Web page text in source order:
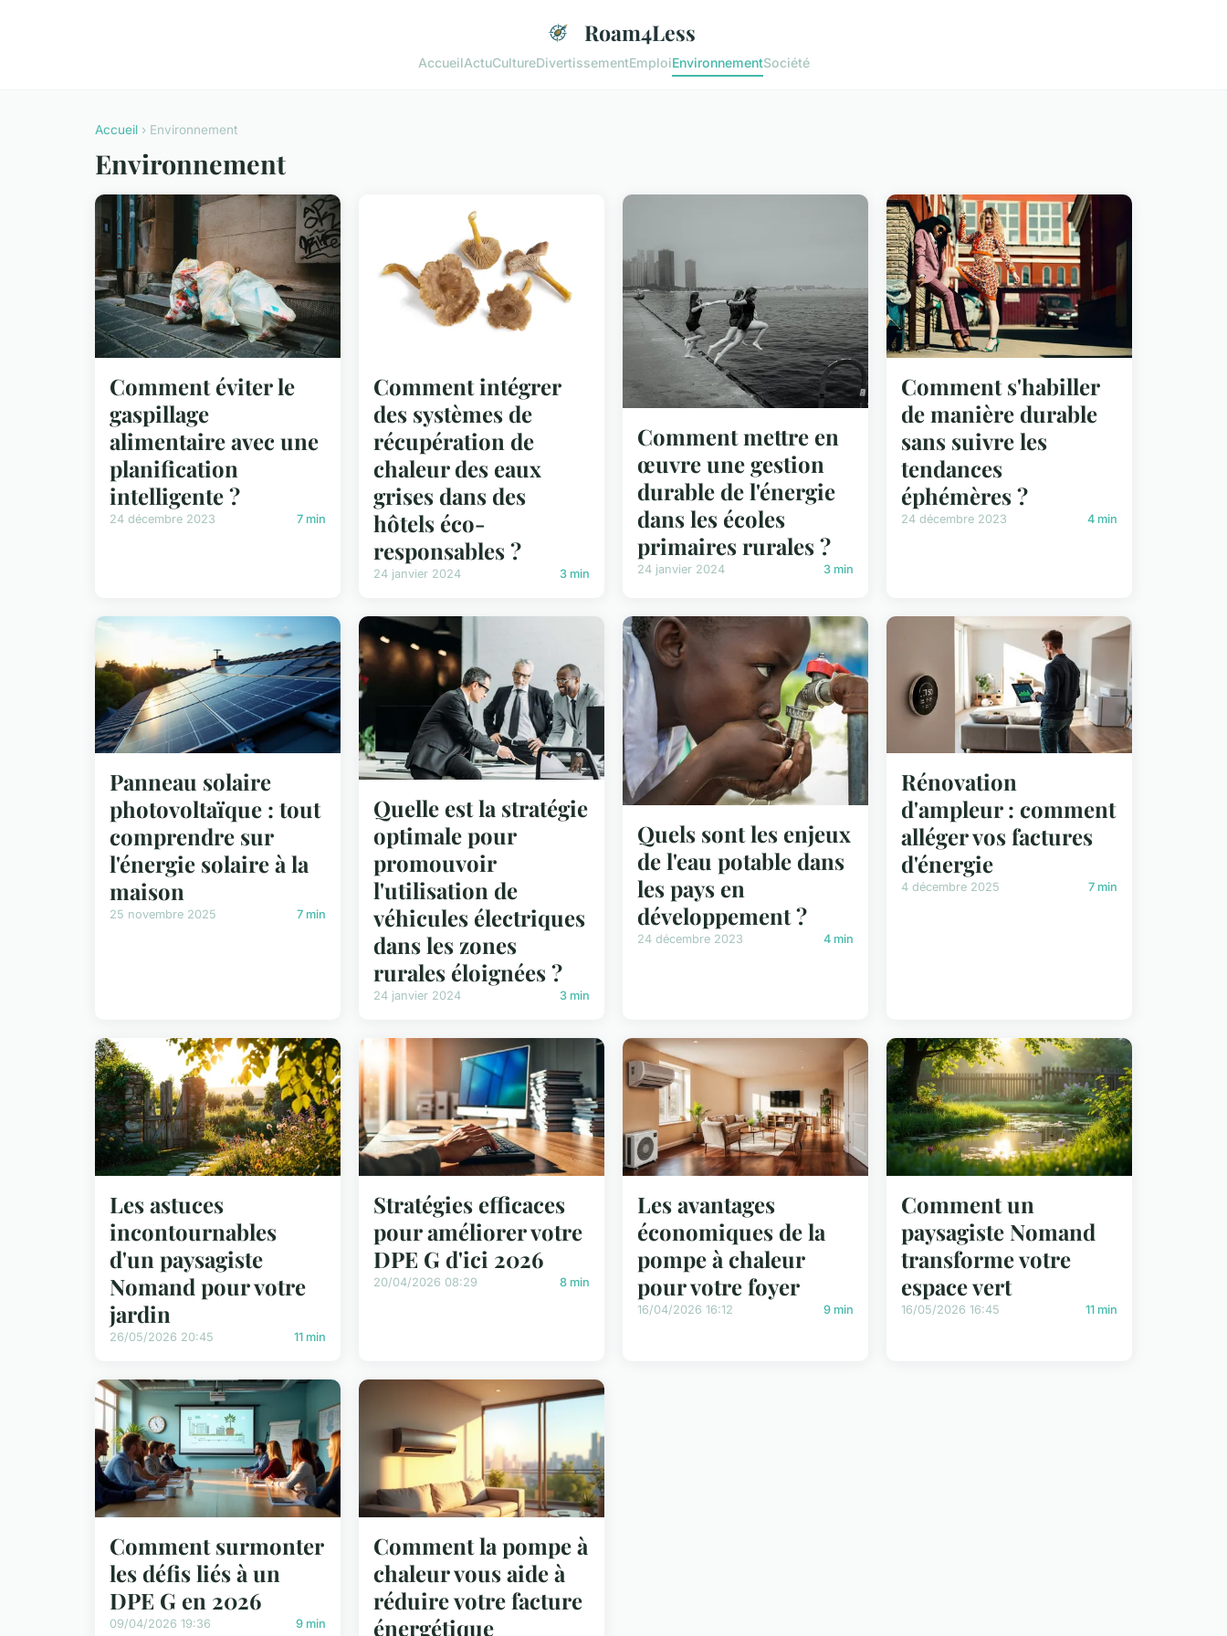
Roam4Less
AccueilActuCultureDivertissementEmploiEnvironnementSociété
Accueil › Environnement
Environnement
Comment éviter le
gaspillage
alimentaire avec une
planification
intelligente ?
24 décembre 2023 7 min
Comment intégrer
des systèmes de
récupération de
chaleur des eaux
grises dans des
hôtels éco-
responsables ?
24 janvier 2024 3 min
Comment mettre en
œuvre une gestion
durable de l'énergie
dans les écoles
primaires rurales ?
24 janvier 2024 3 min
Comment s'habiller
de manière durable
sans suivre les
tendances
éphémères ?
24 décembre 2023 4 min
Panneau solaire
photovoltaïque : tout
comprendre sur
l'énergie solaire à la
maison
25 novembre 2025 7 min
Quelle est la stratégie
optimale pour
promouvoir
l'utilisation de
véhicules électriques
dans les zones
rurales éloignées ?
24 janvier 2024 3 min
Quels sont les enjeux
de l'eau potable dans
les pays en
développement ?
24 décembre 2023 4 min
Rénovation
d'ampleur : comment
alléger vos factures
d'énergie
4 décembre 2025 7 min
Les astuces
incontournables
d'un paysagiste
Nomand pour votre
jardin
26/05/2026 20:45 11 min
Stratégies efficaces
pour améliorer votre
DPE G d'ici 2026
20/04/2026 08:29 8 min
Les avantages
économiques de la
pompe à chaleur
pour votre foyer
16/04/2026 16:12 9 min
Comment un
paysagiste Nomand
transforme votre
espace vert
16/05/2026 16:45 11 min
Comment surmonter
les défis liés à un
DPE G en 2026
09/04/2026 19:36 9 min
Comment la pompe à
chaleur vous aide à
réduire votre facture
énergétique